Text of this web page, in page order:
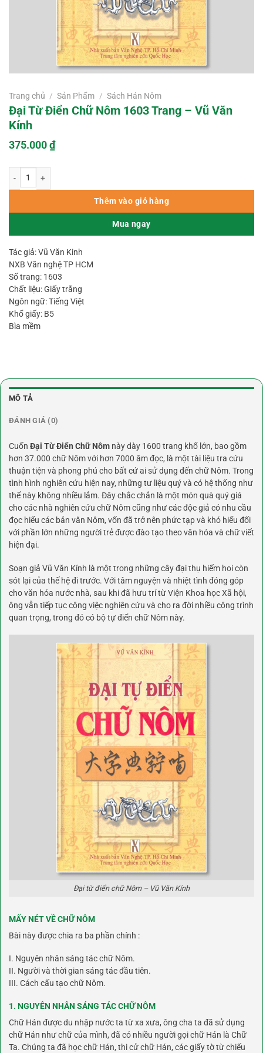
Trang chủ / Sản Phẩm / Sách Hán Nôm
Đại Từ Điển Chữ Nôm 1603 Trang – Vũ Văn
Kính
375.000₫
Thêm vào giỏ hàng
Mua ngay
Tác giả: Vũ Văn Kinh
NXB Văn nghệ TP HCM
Số trang: 1603
Chất liệu: Giấy trắng
Ngôn ngữ: Tiếng Việt
Khổ giấy: B5
Bìa mềm
MÔ TẢ
ĐÁNH GIÁ (0)
Cuốn Đại Từ Điển Chữ Nôm này dày 1600 trang khổ lớn, bao gồm
hơn 37.000 chữ Nôm với hơn 7000 âm đọc, là một tài liệu tra cứu
thuận tiện và phong phú cho bất cứ ai sử dụng đến chữ Nôm. Trong
tình hình nghiên cứu hiện nay, những tư liệu quý và có hệ thống như
thế này không nhiều lắm. Đây chắc chắn là một món quà quý giá
cho các nhà nghiên cứu chữ Nôm cũng như các độc giả có nhu cầu
đọc hiểu các bản văn Nôm, vốn đã trở nên phức tạp và khó hiểu đối
với phần lớn những người trẻ được đào tạo theo văn hóa và chữ viết
hiện đại.
Soạn giả Vũ Văn Kính là một trong những cây đại thụ hiếm hoi còn
sót lại của thế hệ đi trước. Với tâm nguyện và nhiệt tình đóng góp
cho văn hóa nước nhà, sau khi đã hưu trí từ Viện Khoa học Xã hội,
ông vẫn tiếp tục công việc nghiên cứu và cho ra đời nhiều công trình
quan trọng, trong đó có bộ tự điển chữ Nôm này.
Đại từ điển chữ Nôm – Vũ Văn Kính
MẤY NÉT VỀ CHỮ NÔM
Bài này được chia ra ba phần chính :
I. Nguyên nhân sáng tác chữ Nôm.
II. Người và thời gian sáng tác đầu tiên.
III. Cách cấu tạo chữ Nôm.
1. NGUYÊN NHÂN SÁNG TÁC CHỮ NÔM
Chữ Hán được du nhập nước ta từ xa xưa, ông cha ta đã sử dụng
chữ Hán như chữ của mình, đã có nhiều người gọi chữ Hán là Chữ
Ta. Chúng ta đã học chữ Hán, thi cử chữ Hán, các giấy tờ từ chiếu